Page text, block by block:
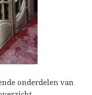
onderdelen van